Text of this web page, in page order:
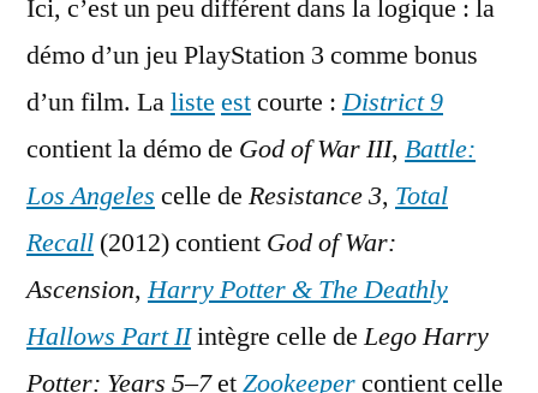
Ici, c’est un peu différent dans la logique : la
démo d’un jeu PlayStation 3 comme bonus
d’un film. Laliste estcourte :District 9
contient la démo de God of War III, Battle:
Los Angeles celle de Resistance 3, Total
Recall (2012) contient God of War:
Ascension,Harry Potter & The Deathly
Hallows Part IIintègre celle deLego Harry
Potter: Years 5–7etZookeepercontient celle